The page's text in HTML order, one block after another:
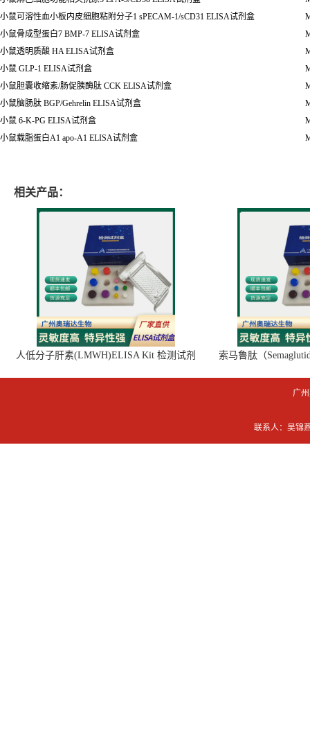
小鼠可溶性血小板内皮细胞粘附分子1 sPECAM-1/sCD31 ELISA试剂盒
小鼠骨成型蛋白7 BMP-7 ELISA试剂盒
小鼠透明质酸 HA ELISA试剂盒
小鼠 GLP-1 ELISA试剂盒
小鼠胆囊收缩素/肠促胰酶肽 CCK ELISA试剂盒
小鼠脑肠肽 BGP/Gehrelin ELISA试剂盒
小鼠 6-K-PG ELISA试剂盒
小鼠载脂蛋白A1 apo-A1 ELISA试剂盒
相关产品：
人低分子肝素(LMWH)ELISA Kit 检测试剂
索马鲁肽（
广
联系人：吴锦